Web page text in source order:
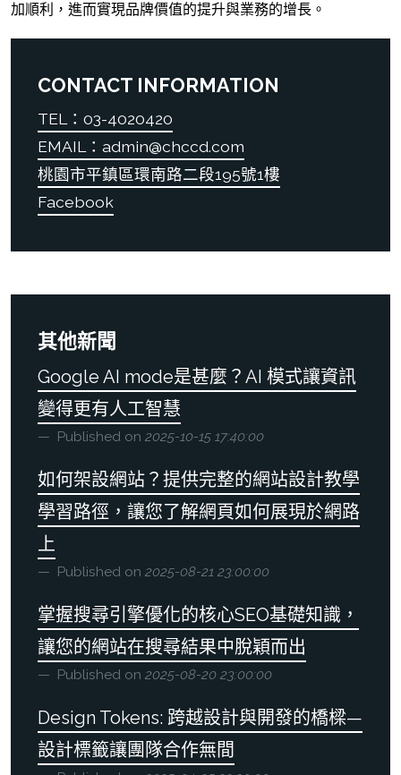
加順利，進而實現品牌價值的提升與業務的增長。
CONTACT INFORMATION
TEL：03-4020420
EMAIL：admin@chccd.com
桃園市平鎮區環南路二段195號1樓
Facebook
其他新聞
Google AI mode是甚麼？AI 模式讓資訊
變得更有人工智慧
Published on 2025-10-15 17:40:00
如何架設網站？提供完整的網站設計教學
學習路徑，讓您了解網頁如何展現於網路
上
Published on 2025-08-21 23:00:00
掌握搜尋引擎優化的核心SEO基礎知識，
讓您的網站在搜尋結果中脫穎而出
Published on 2025-08-20 23:00:00
Design Tokens: 跨越設計與開發的橋樑—
設計標籤讓團隊合作無間